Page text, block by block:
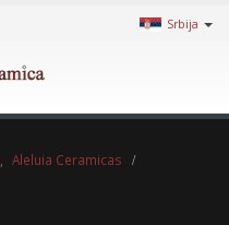
Srbija
Aleluia Ceramicas